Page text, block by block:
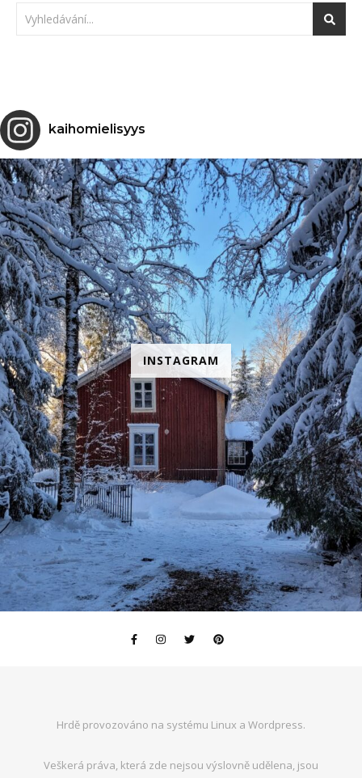
INSTAGRAM
kaihomielisyys
Hrdě provozováno na systému Linux a Wordpress.
Veškerá práva, která zde nejsou výslovně udělena, jsou